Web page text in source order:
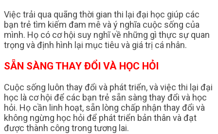
Việc trải qua quãng thời gian thi lại đại học giúp các
bạn trẻ tìm kiếm đam mê và ý nghĩa cuộc sống của
mình. Họ có cơ hội suy nghĩ về những gì thực sự quan
trọng và định hình lại mục tiêu và giá trị cá nhân.
SẴN SÀNG THAY ĐỔI VÀ HỌC HỎI
Cuộc sống luôn thay đổi và phát triển, và việc thi lại đại
học là cơ hội để các bạn trẻ sẵn sàng thay đổi và học
hỏi. Họ cần linh hoạt, sẵn lòng chấp nhận thay đổi và
không ngừng học hỏi để phát triển bản thân và đạt
được thành công trong tương lai.